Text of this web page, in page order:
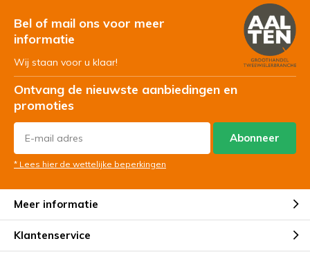
Bel of mail ons voor meer
informatie
Wij staan voor u klaar!
Ontvang de nieuwste aanbiedingen en
promoties
Abonneer
* Lees hier de wettelijke beperkingen
Meer informatie
Klantenservice